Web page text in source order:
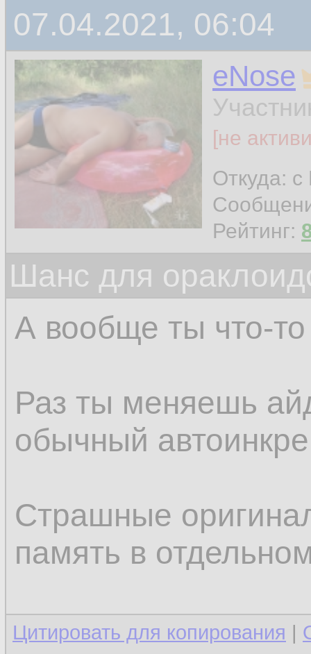
07.04.2021, 06:04
eNose
[не
Откуда: с
Рейтинг:
Шанс для
А вообще ты что-
Раз ты меняешь
обычный
Страшные
память в
Цитировать для копирования |